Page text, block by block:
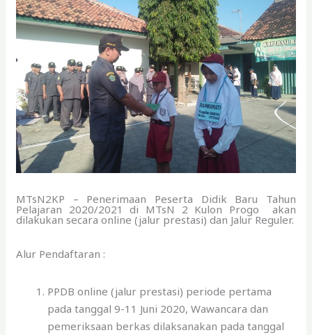
MTsN2KP – Penerimaan Peserta Didik Baru Tahun
Pelajaran 2020/2021 di MTsN 2 Kulon Progo akan
dilakukan secara online (jalur prestasi) dan Jalur Reguler.
Alur Pendaftaran :
PPDB online (jalur prestasi) periode pertama
pada tanggal 9-11 Juni 2020, Wawancara dan
pemeriksaan berkas dilaksanakan pada tanggal